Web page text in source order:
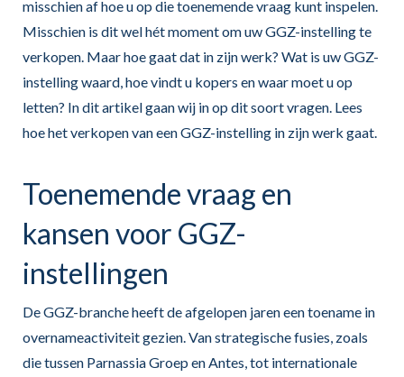
misschien af hoe u op die toenemende vraag kunt inspelen.
Misschien is dit wel hét moment om uw GGZ-instelling te
verkopen. Maar hoe gaat dat in zijn werk? Wat is uw GGZ-
instelling waard, hoe vindt u kopers en waar moet u op
letten? In dit artikel gaan wij in op dit soort vragen. Lees
hoe het verkopen van een GGZ-instelling in zijn werk gaat.
Toenemende vraag en
kansen voor GGZ-
instellingen
De GGZ-branche heeft de afgelopen jaren een toename in
overnameactiviteit gezien. Van strategische fusies, zoals
die tussen Parnassia Groep en Antes, tot internationale